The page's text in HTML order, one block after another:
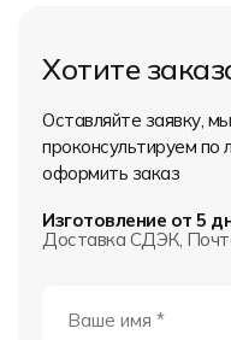
Хотите
Оставляйте заявку,
проконсультируем
оформить заказ
Изготовление от 5
Доставка СДЭК,